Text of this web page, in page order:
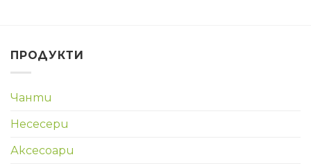
ПРОДУКТИ
Чанти
Несесери
Аксесоари